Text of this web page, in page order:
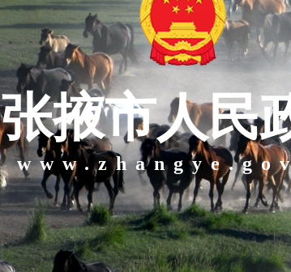
张掖市人民